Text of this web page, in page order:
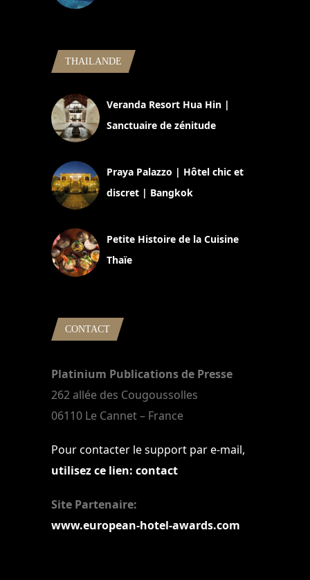
THAILANDE
Veranda Resort Hua Hin |
Sanctuaire de zénitude
Praya Palazzo | Hôtel chic et
discret | Bangkok
Petite Histoire de la Cuisine
Thaïe
CONTACT
Platinium Publications de Presse
262 allée des Cougoussolles
06110 Le Cannet – France
Pour contacter le support par e-mail,
utilisez ce lien: contact
Site Partenaire:
www.european-hotel-awards.com